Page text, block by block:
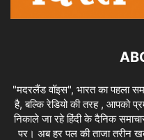
"मदरलैंड वॉइस", भारत का पहला
है, बल्कि रेडियो की तरह , आपको
निकाले जा रहे हिंदी के दैनिक
पर। अब हर पल की ताजा तरीन